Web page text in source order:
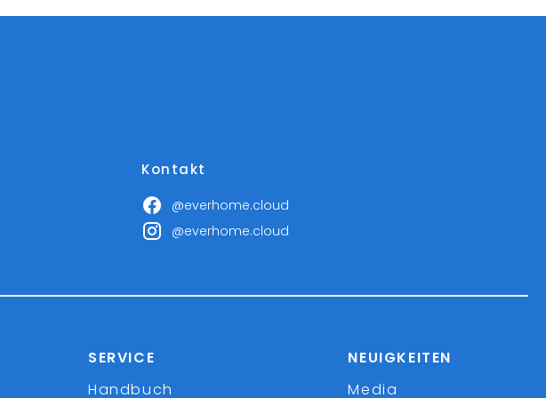
Kontakt
@everhome.cloud
@everhome.cloud
SERVICE
Handbuch
NEUIGKEITEN
Media